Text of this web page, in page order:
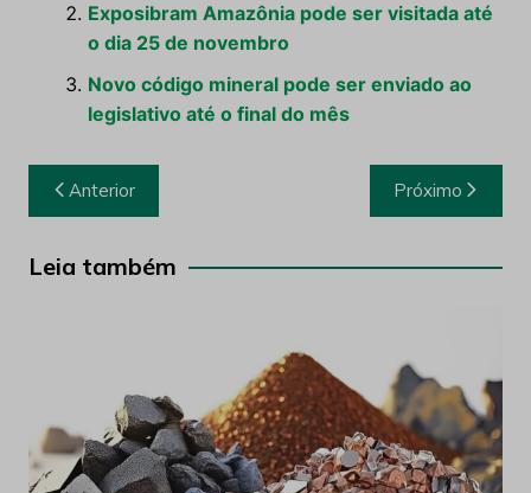
Exposibram Amazônia pode ser visitada até
o dia 25 de novembro
Novo código mineral pode ser enviado ao
legislativo até o final do mês
Navegação
de
Post
Anterior Próximo
Leia também